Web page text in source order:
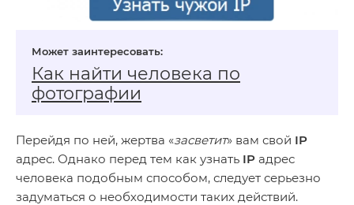
Как найти человека по
фотографии
Перейдя по ней, жертва «засветит» вам свой IP
адрес. Однако перед тем как узнать IP адрес
человека подобным способом, следует серьезно
задуматься о необходимости таких действий.